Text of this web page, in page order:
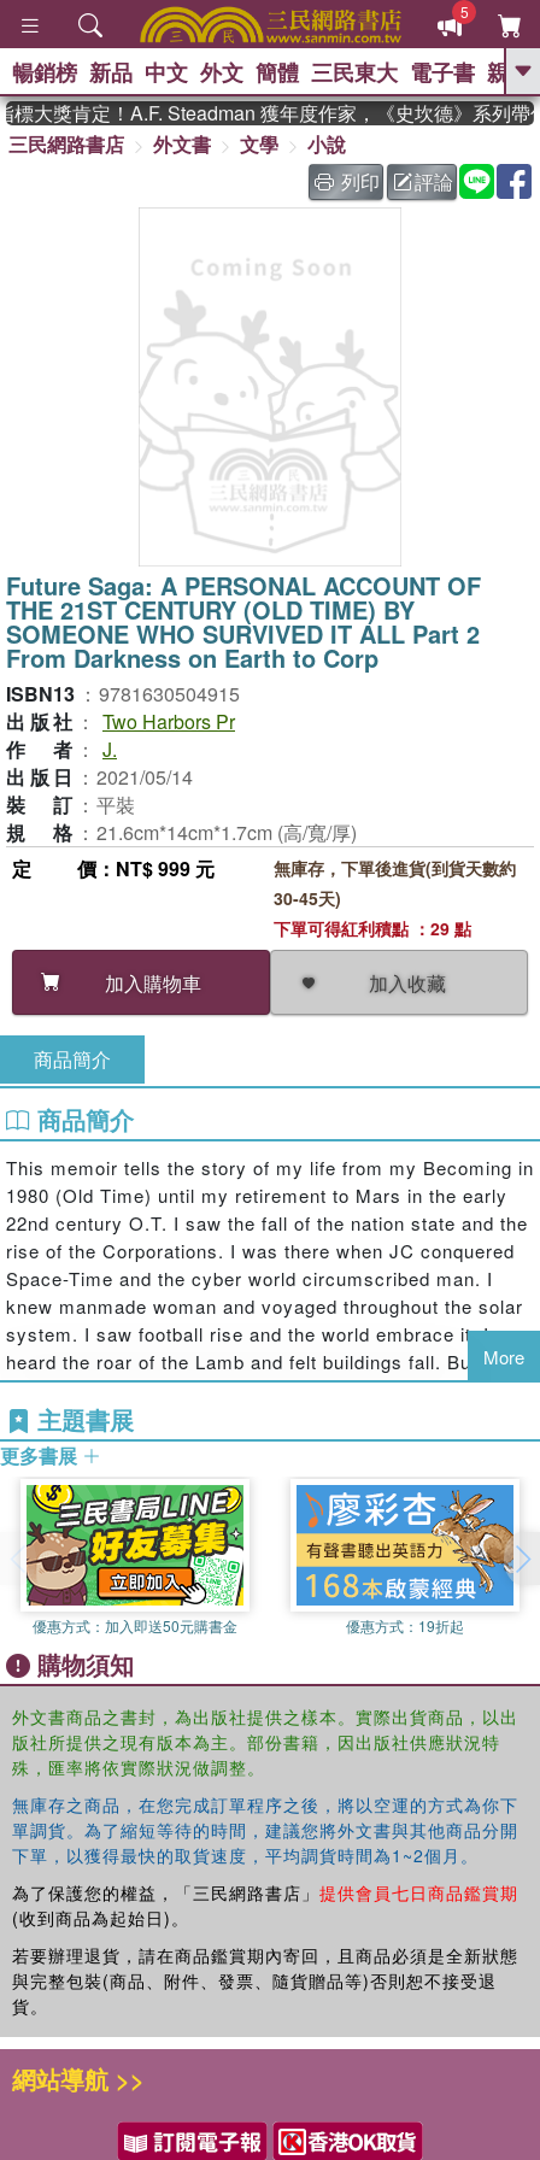
5
GO
熱搜： 東野圭吾
、 如果歷史是一群喵 、 暑期
國際布克獎 臺灣漫遊錄 、 方
暢銷榜 新品 中文 外文 簡體 三民東大 電子書 親子
大獎肯定！A.F. Steadman 獲年度作家，《史坎德》系列帶
三民網路書店
外文書 文學
小說
列印
評論
Future Saga: A PERSONAL ACCOUNT OF
THE 21ST CENTURY (OLD TIME) BY
SOMEONE WHO SURVIVED IT ALL Part 2
From Darkness on Earth to Corp
ISBN13 ： 9781630504915
出版社 ： Two Harbors Pr
作者 ： J.
出版日 ： 2021/05/14
裝訂 ： 平裝
規格 ： 21.6cm*14cm*1.7cm (高/寬/厚)
定價 ：NT$ 999 元
加入購物車 加入收藏
無庫存，下單後進貨(到貨天數約
30-45天)
下單可得紅利積點 ：29 點
商品簡介
商品簡介
This memoir tells the story of my life from my Becoming in
1980 (Old Time) until my retirement to Mars in the early
22nd century O.T. I saw the fall of the nation state and the
rise of the Corporations. I was there when JC conquered
Space-Time and the cyber world circumscribed man. I
knew manmade woman and voyaged throughout the solar
system. I saw football rise and the world embrace it. I
heard the roar of the Lamb and felt buildings fall. But most
of all, I was a friend to Septimus, --blessed is his name to
me--the great scion of Old Texas, who we immortalized
with that great statue in front of the headquarters for Earth
Corp. Through him I became a Top Corporate and learned
the secrets behind the "headlines" of those days. These
secrets, at least those that Pub Corp will allow, I give to
you, my absorbers. Enjoy and learn.
More
主題書展
更多書展
優惠方式： 加入即送50元購書金 優惠方式： 19折起
購物須知
外文書商品之書封，為出版社提供之樣本。實際出貨商品，以出
版社所提供之現有版本為主。部份書籍，因出版社供應狀況特
殊，匯率將依實際狀況做調整。
無庫存之商品，在您完成訂單程序之後，將以空運的方式為你下
單調貨。為了縮短等待的時間，建議您將外文書與其他商品分開
下單，以獲得最快的取貨速度，平均調貨時間為1~2個月。
為了保護您的權益，「三民網路書店」 提供會員七日商品鑑賞期
(收到商品為起始日)。
若要辦理退貨，請在商品鑑賞期內寄回，且商品必須是全新狀態
與完整包裝(商品、附件、發票、隨貨贈品等)否則恕不接受退
貨。
網站導航 >>